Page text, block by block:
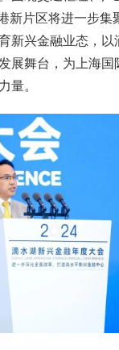
新片区将进一步集
新兴金融业态，以
展舞台，为上海国
量。